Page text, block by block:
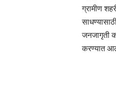
ग्रामीण
जनजागृती
करण्यात